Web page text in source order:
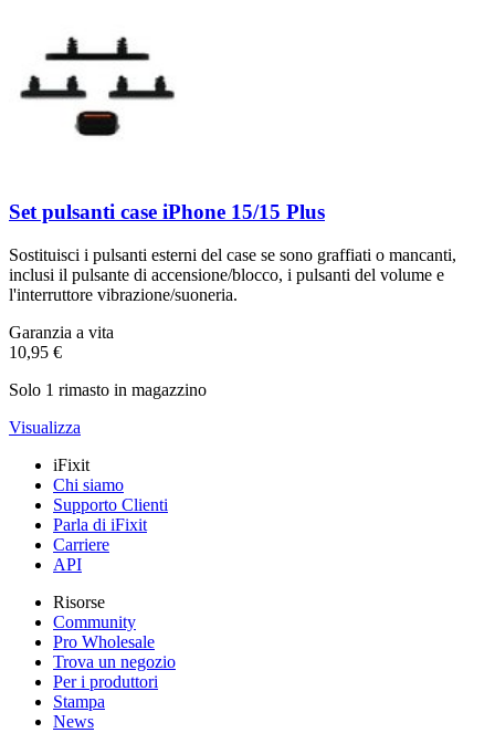
Set pulsanti case iPhone 15/15 Plus
Sostituisci i pulsanti esterni del case se sono graffiati o mancanti,
inclusi il pulsante di accensione/blocco, i pulsanti del volume e
l'interruttore vibrazione/suoneria.
Garanzia a vita
10,95 €
Solo 1 rimasto in magazzino
Visualizza
iFixit
Chi siamo
Supporto Clienti
Parla di iFixit
Carriere
API
Risorse
Community
Pro Wholesale
Trova un negozio
Per i produttori
Stampa
News